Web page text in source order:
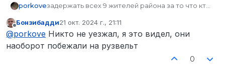
porkoveзадержать всех 9 жителей района за то что кто-
машине. Я думаю нет смысла продолжать
мусолить это. Я все написал выше что было
видно как люди входили из ВНЕ рузвельта, а не
Не в сети
Бонзибадди21 окт. 2024 г., 21:11
отредактировано
@porkove Никто не уезжал, я это видел, они
наоборот побежали на рузвельт
0